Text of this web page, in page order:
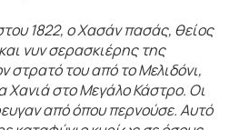
1822, ο Χασάν πασάς, θείος
νυν σερασκιέρης της
στρατό του από το Μελιδόνι,
Χανιά στο Μεγάλο Κάστρο. Οι
από όπου περνούσε. Αυτό